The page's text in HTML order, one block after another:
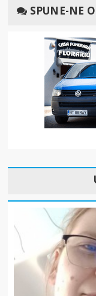
SPUNE-NE